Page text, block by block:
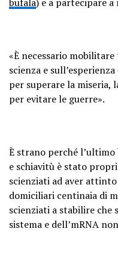
«È necessario
scienza e
per superare la miseria,
per evitare le guerre».
È strano perché
e schiavitù è stato
scienziati ad aver
domiciliari centinaia di
scienziati a stabilire che
sistema e dell’mRNA